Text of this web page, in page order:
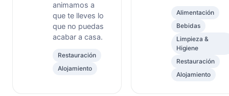
animamos a
que te lleves lo
que no puedas
acabar a casa.
Restauración
Alojamiento
Alimentación
Bebidas
Limpieza &
Higiene
Restauración
Alojamiento